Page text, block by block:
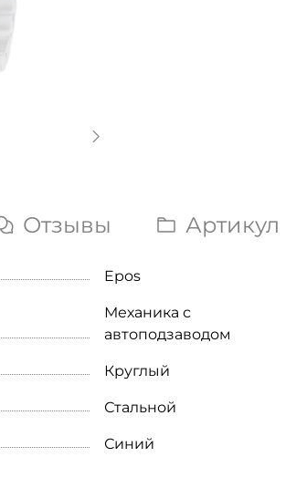
Отзывы Артикул
Epos
Механика с
автоподзаводом
Круглый
Стальной
Синий